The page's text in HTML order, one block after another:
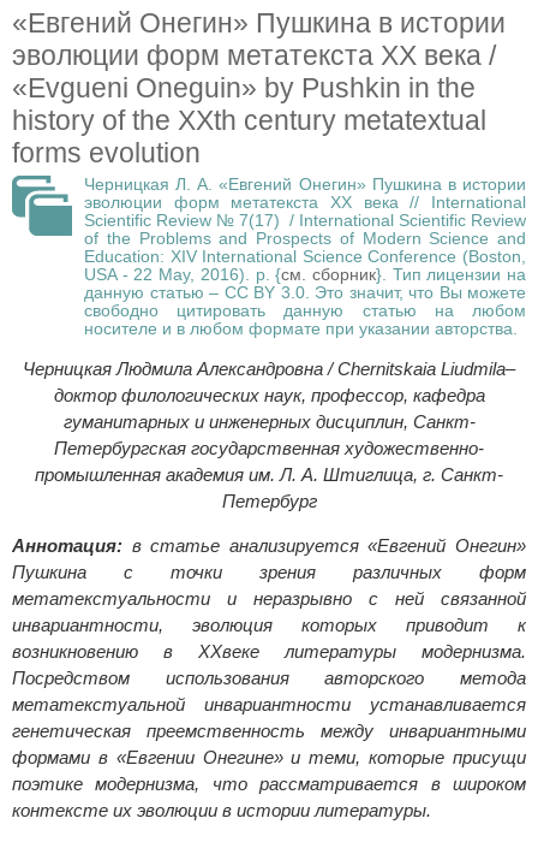
«Евгений Онегин» Пушкина в истории
эволюции форм метатекста XX века /
«Evgueni Oneguin» by Pushkin in the
history of the XXth century metatextual
forms evolution
Черницкая Л. А. «Евгений Онегин» Пушкина в истории
эволюции форм метатекста XX века // International
Scientific Review № 7(17) / International Scientific Review
of the Problems and Prospects of Modern Science and
Education: XIV International Science Conference (Boston,
USA - 22 May, 2016). p. {см. сборник}. Тип лицензии на
данную статью – CC BY 3.0. Это значит, что Вы можете
свободно цитировать данную статью на любом
носителе и в любом формате при указании авторства.
Черницкая Людмила Александровна / Chernitskaia Liudmila–
доктор филологических наук, профессор, кафедра
гуманитарных и инженерных дисциплин, Санкт-
Петербургская государственная художественно-
промышленная академия им. Л. А. Штиглица, г. Санкт-
Петербург
Аннотация: в статье анализируется «Евгений Онегин»
Пушкина с точки зрения различных форм
метатекстуальности и неразрывно с ней связанной
инвариантности, эволюция которых приводит к
возникновению в XXвеке литературы модернизма.
Посредством использования авторского метода
метатекстуальной инвариантности устанавливается
генетическая преемственность между инвариантными
формами в «Евгении Онегине» и теми, которые присущи
поэтике модернизма, что рассматривается в широком
контексте их эволюции в истории литературы.